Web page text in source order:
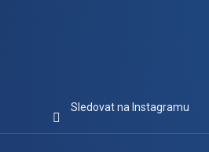
Sledovat na Instagramu